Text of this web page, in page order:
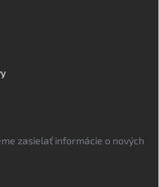
zasielať informácie o nových